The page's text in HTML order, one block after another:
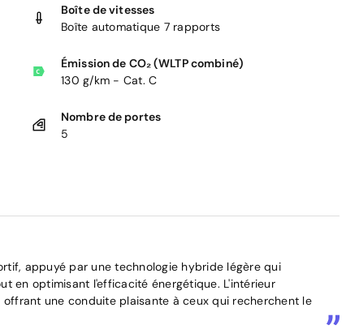
Boîte de vitesses
Boîte automatique 7 rapports
Émission de CO₂ (WLTP combiné)
130 g/km - Cat. C
Nombre de portes
5
appuyé par une technologie hybride légère qui
en optimisant l'efficacité énergétique. L'intérieur
une conduite plaisante à ceux qui recherchent le